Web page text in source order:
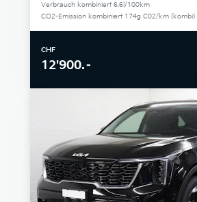
Verbrauch kombiniert 6.6l/100km
CO2-Emission kombiniert 174g C02/km (kombi)
CHF
12'900.–